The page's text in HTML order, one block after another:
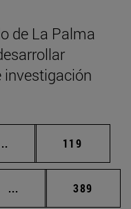
de La Palma
investigación
Páginas intermedias
Página
119
... Páginas intermedias
Página
389